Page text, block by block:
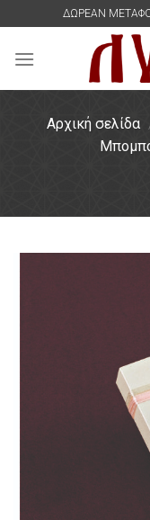
content
ΔΩΡΕΑΝ
Αρχική σελίδα